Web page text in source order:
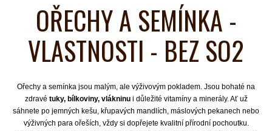
OŘECHY A SEMÍNKA -
VLASTNOSTI - BEZ SO2
Ořechy a semínka jsou malým, ale výživovým pokladem. Jsou bohaté na
zdravé tuky, bílkoviny, vlákninu i důležité vitamíny a minerály. Ať už
sáhnete po jemných kešu, křupavých mandlích, máslových pekanech nebo
výživných para ořeších, vždy si dopřejete kvalitní přírodní pochoutku.